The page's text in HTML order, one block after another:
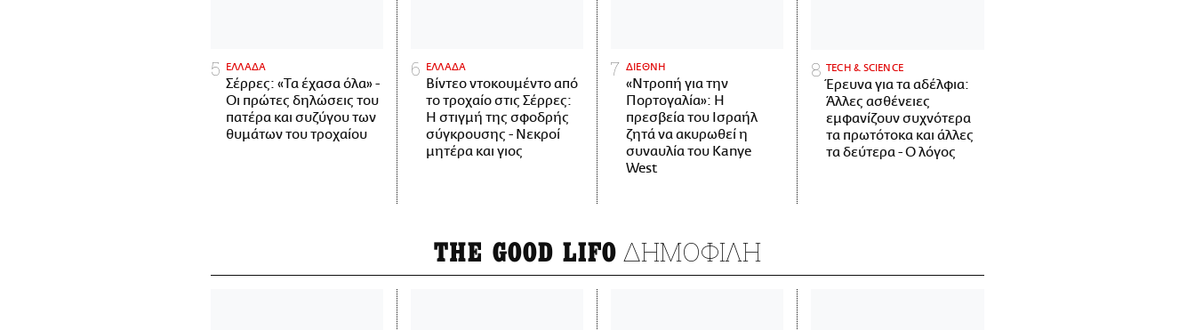
ΕΛΛΑΔΑ
Σέρρες: «Τα έχασα όλα» -
Οι πρώτες δηλώσεις του
πατέρα και συζύγου των
θυμάτων του τροχαίου
ΕΛΛΑΔΑ
Βίντεο ντοκουμέντο από
το τροχαίο στις Σέρρες:
Η στιγμή της σφοδρής
σύγκρουσης - Νεκροί
μητέρα και γιος
ΔΙΕΘΝΗ
«Ντροπή για την
Πορτογαλία»: Η
πρεσβεία του Ισραήλ
ζητά να ακυρωθεί η
συναυλία του Kanye
West
ΤECH & SCIENCE
Έρευνα για τα αδέλφια:
Άλλες ασθένειες
εμφανίζουν συχνότερα
τα πρωτότοκα και άλλες
τα δεύτερα - Ο λόγος
THE GOOD LIFO ΔΗΜΟΦΙΛΗ